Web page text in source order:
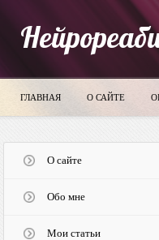
ГЛАВНАЯ О САЙТЕ
О сайте
Обо мне
Мои статьи